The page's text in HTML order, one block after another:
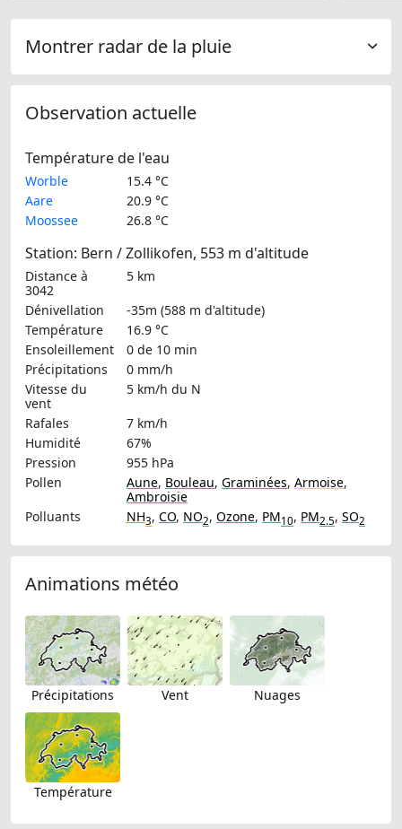
Montrer radar de la pluie
Observation actuelle
Température de l'eau
Worble
15.4 °C
Aare
20.9 °C
Moossee
26.8 °C
Station: Bern / Zollikofen, 553 m d'altitude
Distance à
3042
5 km
Dénivellation
-35m (588 m d'altitude)
Température
16.9 °C
Ensoleillement
0 de 10 min
Précipitations
0 mm/h
Vitesse du
vent
5 km/h du N
Rafales
7 km/h
Humidité
67%
Pression
955 hPa
Pollen
Aune, Bouleau, Graminées, Armoise,
Ambroisie
Polluants
NH3, CO, NO2, Ozone, PM10, PM2.5, SO2
Animations météo
Précipitations Vent Nuages
Température